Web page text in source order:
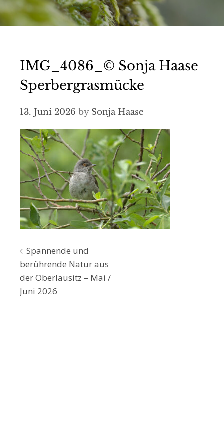
IMG_4086_© Sonja Haase
Sperbergrasmücke
13. Juni 2026 by Sonja Haase
Beitragsnavigation
Spannende und
berührende Natur aus
der Oberlausitz – Mai /
Juni 2026